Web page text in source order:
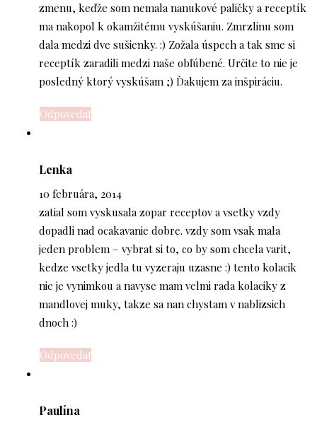
zmenu, keďže som nemala nanukové paličky a receptík
ma nakopol k okamžitému vyskúšaniu. Zmrzlinu som
dala medzi dve sušienky. :) Zožala úspech a tak sme si
receptík zaradili medzi naše obľúbené. Určite to nie je
posledný ktorý vyskúšam ;) Ďakujem za inšpiráciu.
Odpovedať
Lenka
10 februára, 2014
zatial som vyskusala zopar receptov a vsetky vzdy
dopadli nad ocakavanie dobre. vzdy som vsak mala
jeden problem – vybrat si to, co by som chcela varit,
kedze vsetky jedla tu vyzeraju uzasne :) tento kolacik
nie je vynimkou a navyse mam velmi rada kolaciky z
mandlovej muky, takze sa nan chystam v nablizsich
dnoch :)
Odpovedať
Paulína